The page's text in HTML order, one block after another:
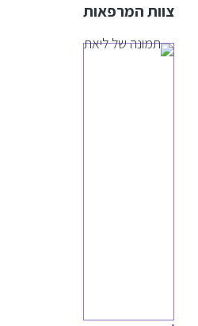
צוות המרפאות